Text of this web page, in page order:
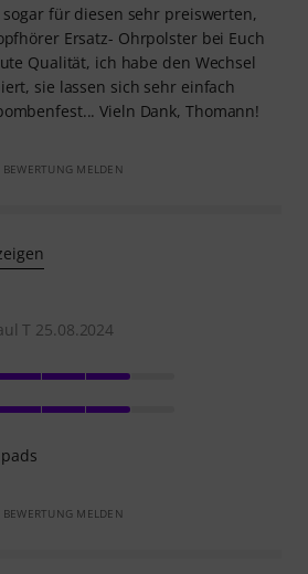
für diesen sehr preiswerten,
Ersatz- Ohrpolster bei Euch
Qualität, ich habe den Wechsel
sie lassen sich sehr einfach
Vieln Dank, Thomann!
BEWERTUNG MELDEN
T 25.08.2024
BEWERTUNG MELDEN